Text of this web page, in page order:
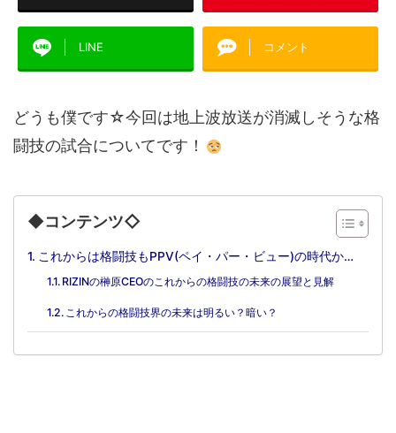
LINE コメント
どうも僕です☆今回は地上波放送が消滅しそうな格
闘技の試合についてです！
◆コンテンツ◇
これからは格闘技もPPV(ペイ・パー・ビュー)の時代か…
RIZINの榊原CEOのこれからの格闘技の未来の展望と見解
これからの格闘技界の未来は明るい？暗い？